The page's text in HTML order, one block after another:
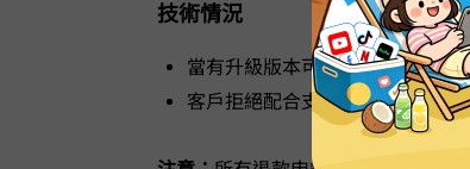
技術情況
當有升級版本可用時，客戶拒絕更
客戶拒絕配合支持團隊解決問題